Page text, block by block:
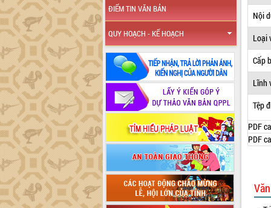
ĐIỂM TIN VĂN BẢN
QUY HOẠCH - KẾ HOẠCH
Nội
Loại
Cấp
Lĩnh
Tệp
PDF
PDF